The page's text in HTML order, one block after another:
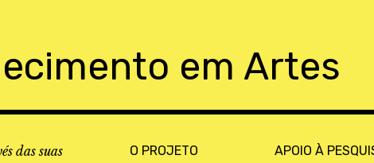
em Artes
das suas
O PROJETO
APOIO À